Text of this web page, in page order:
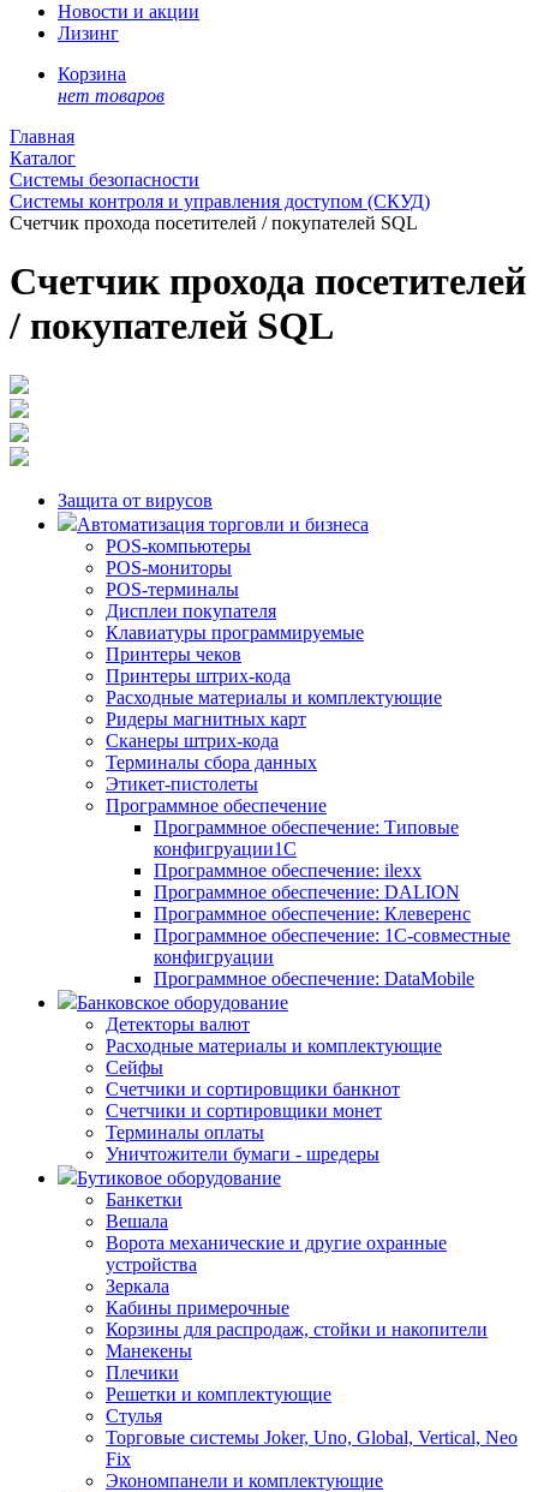
Новости и акции
Лизинг
Корзина
нет товаров
Главная
Каталог
Системы безопасности
Системы контроля и управления доступом (СКУД)
Счетчик прохода посетителей / покупателей SQL
Счетчик прохода посетителей
/ покупателей SQL
Защита от вирусов
Автоматизация торговли и бизнеса
POS-компьютеры
POS-мониторы
POS-терминалы
Дисплеи покупателя
Клавиатуры программируемые
Принтеры чеков
Принтеры штрих-кода
Расходные материалы и комплектующие
Ридеры магнитных карт
Сканеры штрих-кода
Терминалы сбора данных
Этикет-пистолеты
Программное обеспечение
Программное обеспечение: Типовые
конфигруации1С
Программное обеспечение: ilexx
Программное обеспечение: DALION
Программное обеспечение: Клеверенс
Программное обеспечение: 1С-совместные
конфигруации
Программное обеспечение: DataMobile
Банковское оборудование
Детекторы валют
Расходные материалы и комплектующие
Сейфы
Счетчики и сортировщики банкнот
Счетчики и сортировщики монет
Терминалы оплаты
Уничтожители бумаги - шредеры
Бутиковое оборудование
Банкетки
Вешала
Ворота механические и другие охранные
устройства
Зеркала
Кабины примерочные
Корзины для распродаж, стойки и накопители
Манекены
Плечики
Решетки и комплектующие
Стулья
Торговые системы Joker, Uno, Global, Vertical, Neo
Fix
Экономпанели и комплектующие